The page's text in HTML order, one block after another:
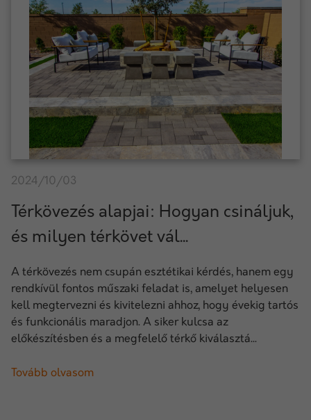
2024/10/03
Térkövezés alapjai: Hogyan csináljuk,
és milyen térkövet vál...
A térkövezés nem csupán esztétikai kérdés, hanem egy
rendkívül fontos műszaki feladat is, amelyet helyesen
kell megtervezni és kivitelezni ahhoz, hogy évekig tartós
és funkcionális maradjon. A siker kulcsa az
előkészítésben és a megfelelő térkő kiválasztá...
Tovább olvasom